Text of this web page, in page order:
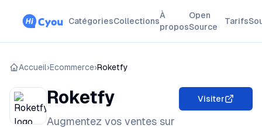
CatégoriesCollections
À
propos
Open
Source
Tarifs
Accueil›Ecommerce›Roketfy
Roketfy
Augmentez vos ventes sur
Visiter